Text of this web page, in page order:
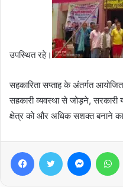
उपस्थित रहे।
सहकारिता सप्ताह के अंतर्गत
सहकारी व्यवस्था से जोड़ने,
क्षेत्र को और अधिक सशक्त बनाने
FacebookTwitter